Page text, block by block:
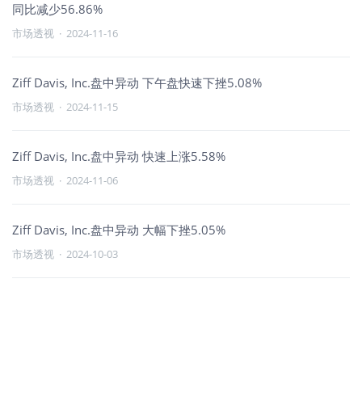
同比减少56.86%
市场透视 · 2024-11-16
Ziff Davis, Inc.盘中异动 下午盘快速下挫5.08%
市场透视 · 2024-11-15
Ziff Davis, Inc.盘中异动 快速上涨5.58%
市场透视 · 2024-11-06
Ziff Davis, Inc.盘中异动 大幅下挫5.05%
市场透视 · 2024-10-03